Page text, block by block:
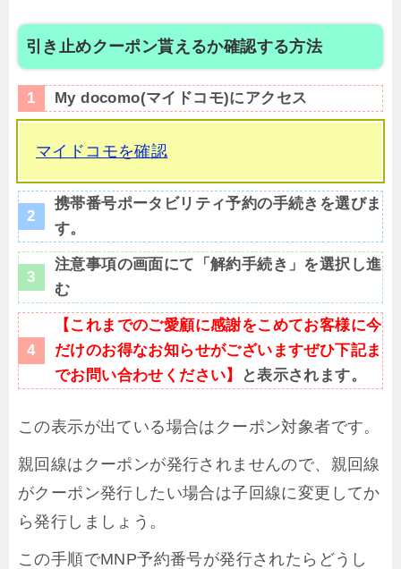
引き止めクーポン貰えるか確認する方法
My docomo(マイドコモ)にアクセス
マイドコモを確認
携帯番号ポータビリティ予約の手続きを選びま
す。
注意事項の画面にて「解約手続き」を選択し進
む
【これまでのご愛顧に感謝をこめてお客様に今
だけのお得なお知らせがございますぜひ下記ま
でお問い合わせください】
と表示されます。
この表示が出ている場合はクーポン対象者です。
親回線はクーポンが発行されませんので、親回線
がクーポン発行したい場合は子回線に変更してか
ら発行しましょう。
この手順でMNP予約番号が発行されたらどうし